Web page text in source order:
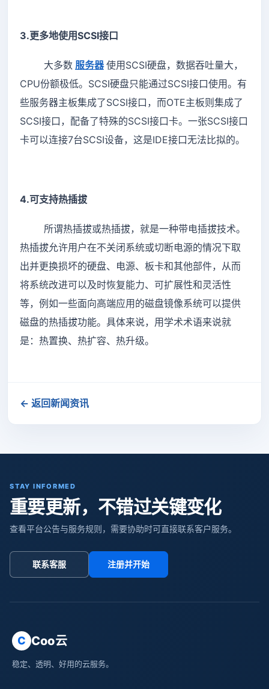
3.更多地使用SCSI接口
大多数 服务器 使用SCSI硬盘，数据吞吐量大，
CPU份额极低。SCSI硬盘只能通过SCSI接口使用。有
些服务器主板集成了SCSI接口，而OTE主板则集成了
SCSI接口，配备了特殊的SCSI接口卡。一张SCSI接口
卡可以连接7台SCSI设备，这是IDE接口无法比拟的。
4.可支持热插拔
所谓热插拔或热插拔，就是一种带电插拔技术。
热插拔允许用户在不关闭系统或切断电源的情况下取
出并更换损坏的硬盘、电源、板卡和其他部件，从而
将系统改进可以及时恢复能力、可扩展性和灵活性
等，例如一些面向高端应用的磁盘镜像系统可以提供
磁盘的热插拔功能。具体来说，用学术术语来说就
是：热置换、热扩容、热升级。
← 返回新闻资讯
STAY INFORMED
重要更新，不错过关键变化
查看平台公告与服务规则，需要协助时可直接联系客户服务。
联系客服 注册并开始
C Coo云
稳定、透明、好用的云服务。